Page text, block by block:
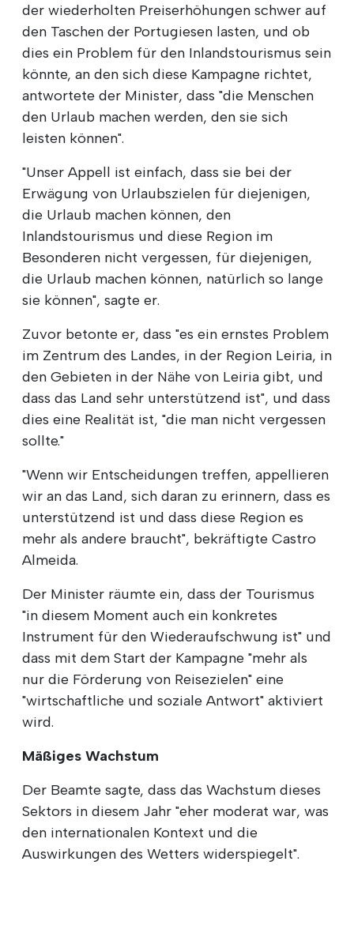
der wiederholten Preiserhöhungen schwer auf
den Taschen der Portugiesen lasten, und ob
dies ein Problem für den Inlandstourismus sein
könnte, an den sich diese Kampagne richtet,
antwortete der Minister, dass "die Menschen
den Urlaub machen werden, den sie sich
leisten können".
"Unser Appell ist einfach, dass sie bei der
Erwägung von Urlaubszielen für diejenigen,
die Urlaub machen können, den
Inlandstourismus und diese Region im
Besonderen nicht vergessen, für diejenigen,
die Urlaub machen können, natürlich so lange
sie können", sagte er.
Zuvor betonte er, dass "es ein ernstes Problem
im Zentrum des Landes, in der Region Leiria, in
den Gebieten in der Nähe von Leiria gibt, und
dass das Land sehr unterstützend ist", und dass
dies eine Realität ist, "die man nicht vergessen
sollte."
"Wenn wir Entscheidungen treffen, appellieren
wir an das Land, sich daran zu erinnern, dass es
unterstützend ist und dass diese Region es
mehr als andere braucht", bekräftigte Castro
Almeida.
Der Minister räumte ein, dass der Tourismus
"in diesem Moment auch ein konkretes
Instrument für den Wiederaufschwung ist" und
dass mit dem Start der Kampagne "mehr als
nur die Förderung von Reisezielen" eine
"wirtschaftliche und soziale Antwort" aktiviert
wird.
Mäßiges Wachstum
Der Beamte sagte, dass das Wachstum dieses
Sektors in diesem Jahr "eher moderat war, was
den internationalen Kontext und die
Auswirkungen des Wetters widerspiegelt".